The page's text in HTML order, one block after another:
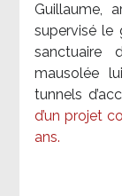
Guillaume,
supervisé le
sanctuaire
mausolée
tunnels
d’un projet
ans.